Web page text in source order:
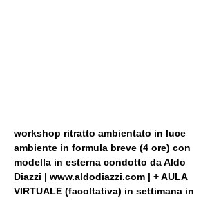
workshop ritratto ambientato in luce
ambiente in formula breve (4 ore) con
modella in esterna condotto da Aldo
Diazzi | www.aldodiazzi.com | + AULA
VIRTUALE (facoltativa) in settimana in